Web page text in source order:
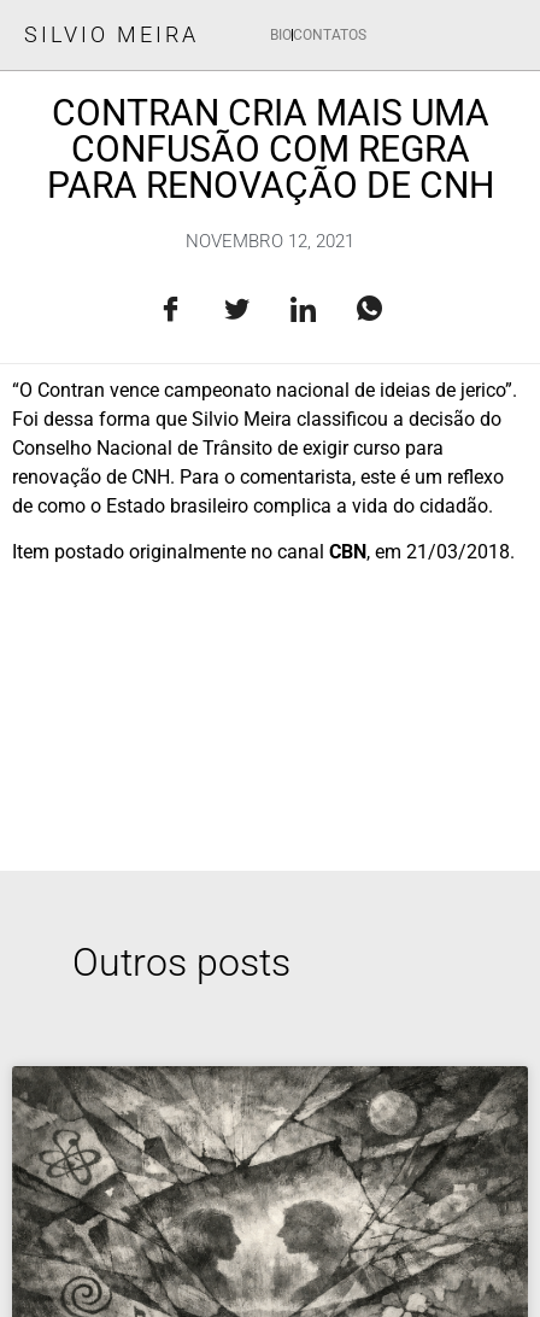
SILVIO MEIRA BIOCONTATOS
CONTRAN CRIA MAIS UMA
CONFUSÃO COM REGRA
PARA RENOVAÇÃO DE CNH
NOVEMBRO 12, 2021
“O Contran vence campeonato nacional de ideias de jerico”.
Foi dessa forma que Silvio Meira classificou a decisão do
Conselho Nacional de Trânsito de exigir curso para
renovação de CNH. Para o comentarista, este é um reflexo
de como o Estado brasileiro complica a vida do cidadão.
Item postado originalmente no canal CBN , em 21/03/2018.
Outros posts